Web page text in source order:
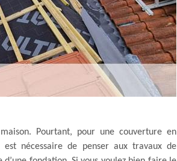
Pourtant, pour une couverture en
nécessaire de penser aux travaux de